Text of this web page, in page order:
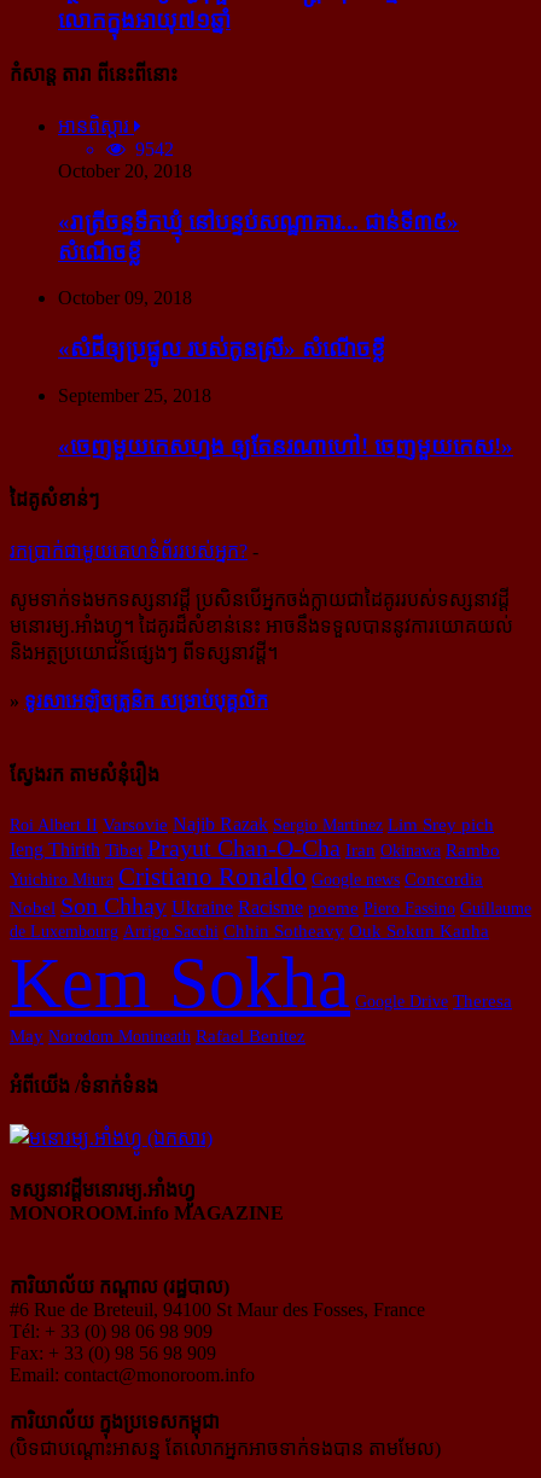
លោក​ក្នុង​អាយុ​៧១ឆ្នាំ
កំសាន្ដ តារា ពីនេះពីនោះ
អានពិស្ដារ
9542
October 20, 2018
«រាត្រីចន្ទទឹកឃ្មុំ នៅបន្ទប់សណ្ឋាគារ... ជាន់ទី៣៥»
សំណើចខ្លី
October 09, 2018
«សំដី​ឲ្យ​ប្រផ្នូល របស់​កូនស្រី» សំណើចខ្លី
September 25, 2018
«ចេញ​មួយ​កេស​ហ្មង ឲ្យ​តែ​នរណា​ហៅ! ចេញ​មួយ​កេស!»
ដៃគូសំខាន់ៗ
រក​​ប្រាក់​​ជា​​មួយ​​គេហទំព័រ​​របស់​​អ្នក? -
សូម​ទាក់ទង​មក​ទស្សនាវដ្ដី ប្រសិន​បើ​អ្នក​ចង់​ក្លាយ​ជា​ដៃគូរ​របស់​ទស្សនាវដ្ដី​
មនោរម្យ.អាំងហ្វូ។ ដៃ​គូរ​ដ៏​សំខាន់​នេះ អាច​នឹង​ទទួល​បាន​នូវ​ការ​យោគយល់
និង​អត្ថ​ប្រយោជន៍​ផ្សេងៗ ពីទស្សនាវដ្ដី។
» ទូរសាអេឡិចត្រូនិក សម្រាប់បុគ្គលិក
ស្វែងរក តាមសំនុំរឿង
Roi Albert II Varsovie Najib Razak Sergio Martinez Lim Srey pich
Ieng Thirith Tibet Prayut Chan-O-Cha Iran Okinawa Rambo
Yuichiro Miura Cristiano Ronaldo Google news Concordia
Nobel Son Chhay Ukraine Racisme poeme Piero Fassino Guillaume
de Luxembourg Arrigo Sacchi Chhin Sotheavy Ouk Sokun Kanha
Kem Sokha Google Drive Theresa
May Norodom Monineath Rafael Benitez
អំពីយើង /ទំនាក់ទំនង
ទស្សនាវដ្ដីមនោរម្យ.អាំងហ្វូ
MONOROOM.info MAGAZINE
ការិយាល័យ កណ្ដាល (រដ្ឋបាល)
#6 Rue de Breteuil, 94100 St Maur des Fosses, France
Tél: + 33 (0) 98 06 98 909
Fax: + 33 (0) 98 56 98 909
Email: contact@monoroom.info
ការិយាល័យ ក្នុង​ប្រទេស​កម្ពុជា
(បិទជាបណ្ដោះអាសន្ន តែលោកអ្នកអាចទាក់ទងបាន តាមមែល)